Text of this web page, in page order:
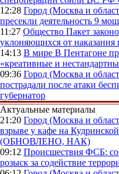
12:28 Город (Москва и
пресекли деятельность 9
11:27 Общество Пакет
уклоняющихся от наказания
14:13 В мире В Пентагоне
«креативные и
09:36 Город (Москва и
пострадали после атаки
губернатор
Актуальные материалы
21:20 Город (Москва и
взрыве у кафе на
(ОБНОВЛЕНО, НАК)
09:12 Происшествия ФСБ:
розыск за содействие